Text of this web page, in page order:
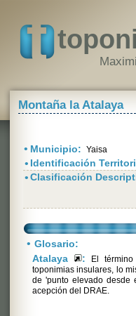
Montaña la Atalaya
• Municipio: Yaisa
• Identificación
•Clasificación
• Glosario:
Atalaya
: El término
toponimias insulares, lo
de 'punto elevado desde
acepción del DRAE.